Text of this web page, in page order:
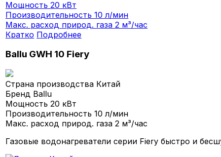
Мощность20 кВт
Производительность10 л/мин
Макс. расход природ. газа2 м³/час
Кратко Подробнее
Ballu GWH 10 Fiery
Страна производства Китай
Бренд Ballu
Мощность20 кВт
Производительность10 л/мин
Макс. расход природ. газа2 м³/час
Газовые водонагреватели серии Fiery быстро и